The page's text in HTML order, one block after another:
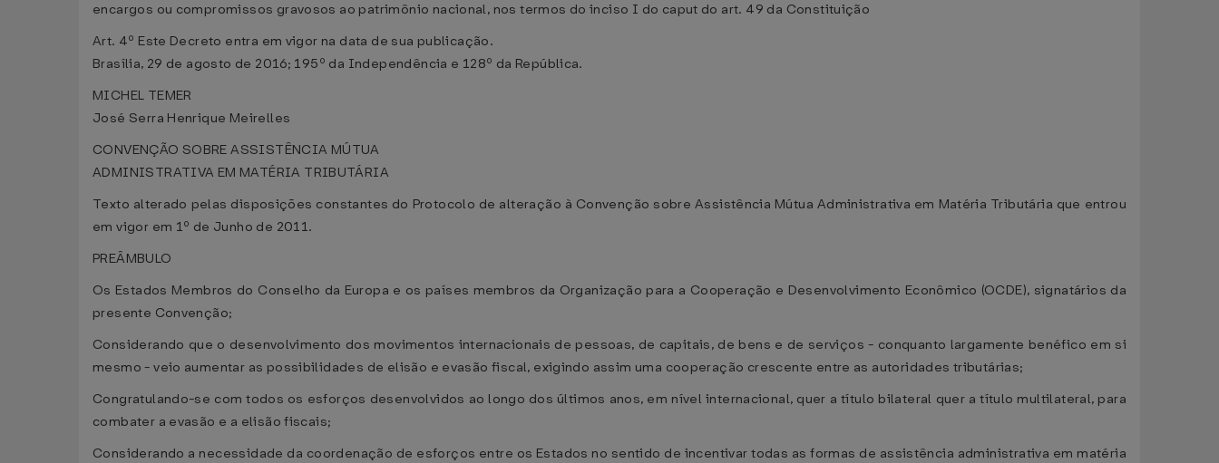
encargos ou compromissos gravosos ao patrimônio nacional, nos termos do inciso I do caput do art. 49 da Constituição
Art. 4º Este Decreto entra em vigor na data de sua publicação.
Brasília, 29 de agosto de 2016; 195º da Independência e 128º da República.
MICHEL TEMER
José Serra Henrique Meirelles
CONVENÇÃO SOBRE ASSISTÊNCIA MÚTUA
ADMINISTRATIVA EM MATÉRIA TRIBUTÁRIA
Texto alterado pelas disposições constantes do Protocolo de alteração à Convenção sobre Assistência Mútua Administrativa em Matéria Tributária que entrou
em vigor em 1º de Junho de 2011.
PREÂMBULO
Os Estados Membros do Conselho da Europa e os países membros da Organização para a Cooperação e Desenvolvimento Econômico (OCDE), signatários da
presente Convenção;
Considerando que o desenvolvimento dos movimentos internacionais de pessoas, de capitais, de bens e de serviços - conquanto largamente benéfico em si
mesmo - veio aumentar as possibilidades de elisão e evasão fiscal, exigindo assim uma cooperação crescente entre as autoridades tributárias;
Congratulando-se com todos os esforços desenvolvidos ao longo dos últimos anos, em nível internacional, quer a título bilateral quer a título multilateral, para
combater a evasão e a elisão fiscais;
Considerando a necessidade da coordenação de esforços entre os Estados no sentido de incentivar todas as formas de assistência administrativa em matéria